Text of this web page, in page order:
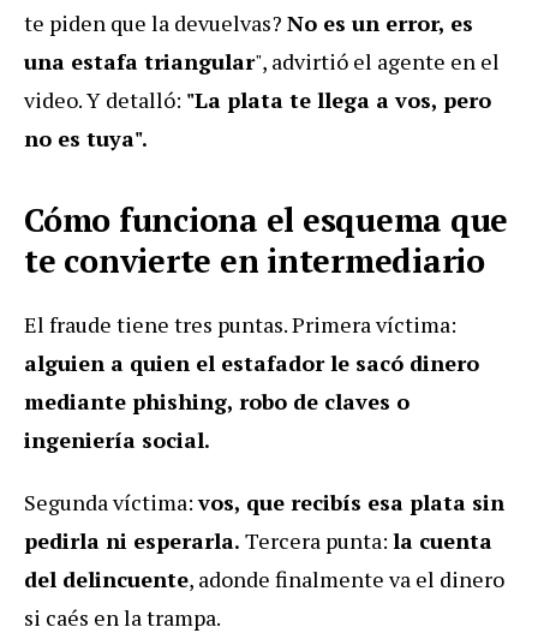
te piden que la devuelvas? No es un error, es
una estafa triangular", advirtió el agente en el
video. Y detalló: "La plata te llega a vos, pero
no es tuya".
Cómo funciona el esquema que
te convierte en intermediario
El fraude tiene tres puntas. Primera víctima:
alguien a quien el estafador le sacó dinero
mediante phishing, robo de claves o
ingeniería social.
Segunda víctima:vos, que recibís esa plata sin
pedirla ni esperarla. Tercera punta: la cuenta
del delincuente, adonde finalmente va el dinero
si caés en la trampa.